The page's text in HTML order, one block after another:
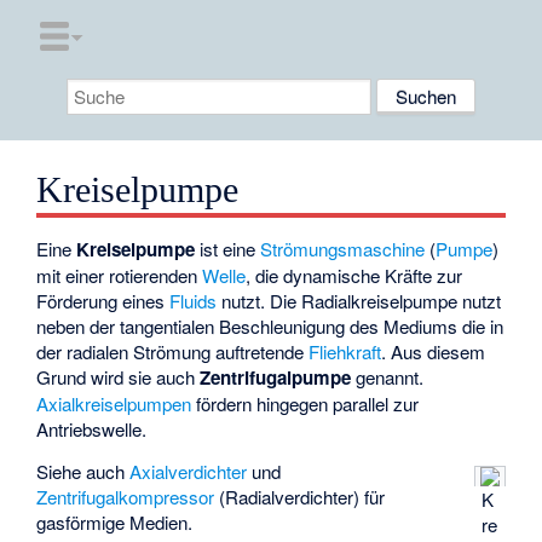
Kreiselpumpe
Eine Kreiselpumpe ist eineStrömungsmaschine (Pumpe)
mit einer rotierendenWelle, die dynamische Kräfte zur
Förderung eines Fluids nutzt. Die Radialkreiselpumpe nutzt
neben der tangentialen Beschleunigung des Mediums die in
der radialen Strömung auftretende Fliehkraft. Aus diesem
Grund wird sie auchZentrifugalpumpegenannt.
Axialkreiselpumpenfördern hingegen parallel zur
Antriebswelle.
K
re
Siehe auchAxialverdichter und
Zentrifugalkompressor (Radialverdichter) für
gasförmige Medien.